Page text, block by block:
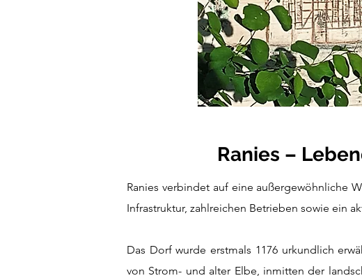
Ranies –
Ranies verbindet auf eine außergewöhnliche
Infrastruktur, zahlreichen Betrieben sowie ein
Das Dorf wurde erstmals 1176 urkundlich
von Strom- und alter Elbe, inmitten der